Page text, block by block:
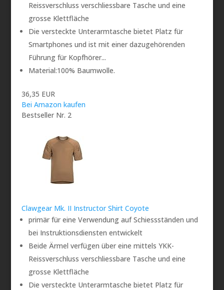
Reissverschluss verschliessbare Tasche und eine
grosse Klettfläche
Die versteckte Unterarmtasche bietet Platz für
Smartphones und ist mit einer dazugehörenden
Führung für Kopfhörer...
Material:100% Baumwolle.
36,35 EUR
Bei Amazon kaufen
Bestseller Nr. 2
Clawgear Mk. II Instructor Shirt Coyote
primär für eine Verwendung auf Schiessständen und
bei Instruktionsdiensten entwickelt
Beide Ärmel verfügen über eine mittels YKK-
Reissverschluss verschliessbare Tasche und eine
grosse Klettfläche
Die versteckte Unterarmtasche bietet Platz für